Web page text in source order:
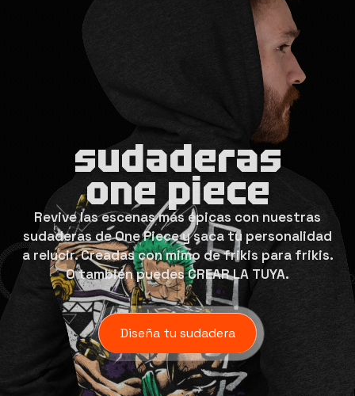
sudaderas
one piece
Revive las escenas más épicas con nuestras
sudaderas de One Piece y saca tu personalidad
a relucir. Creadas con mimo de frikis para frikis.
O también puedes CREAR LA TUYA.
Diseña tu sudadera